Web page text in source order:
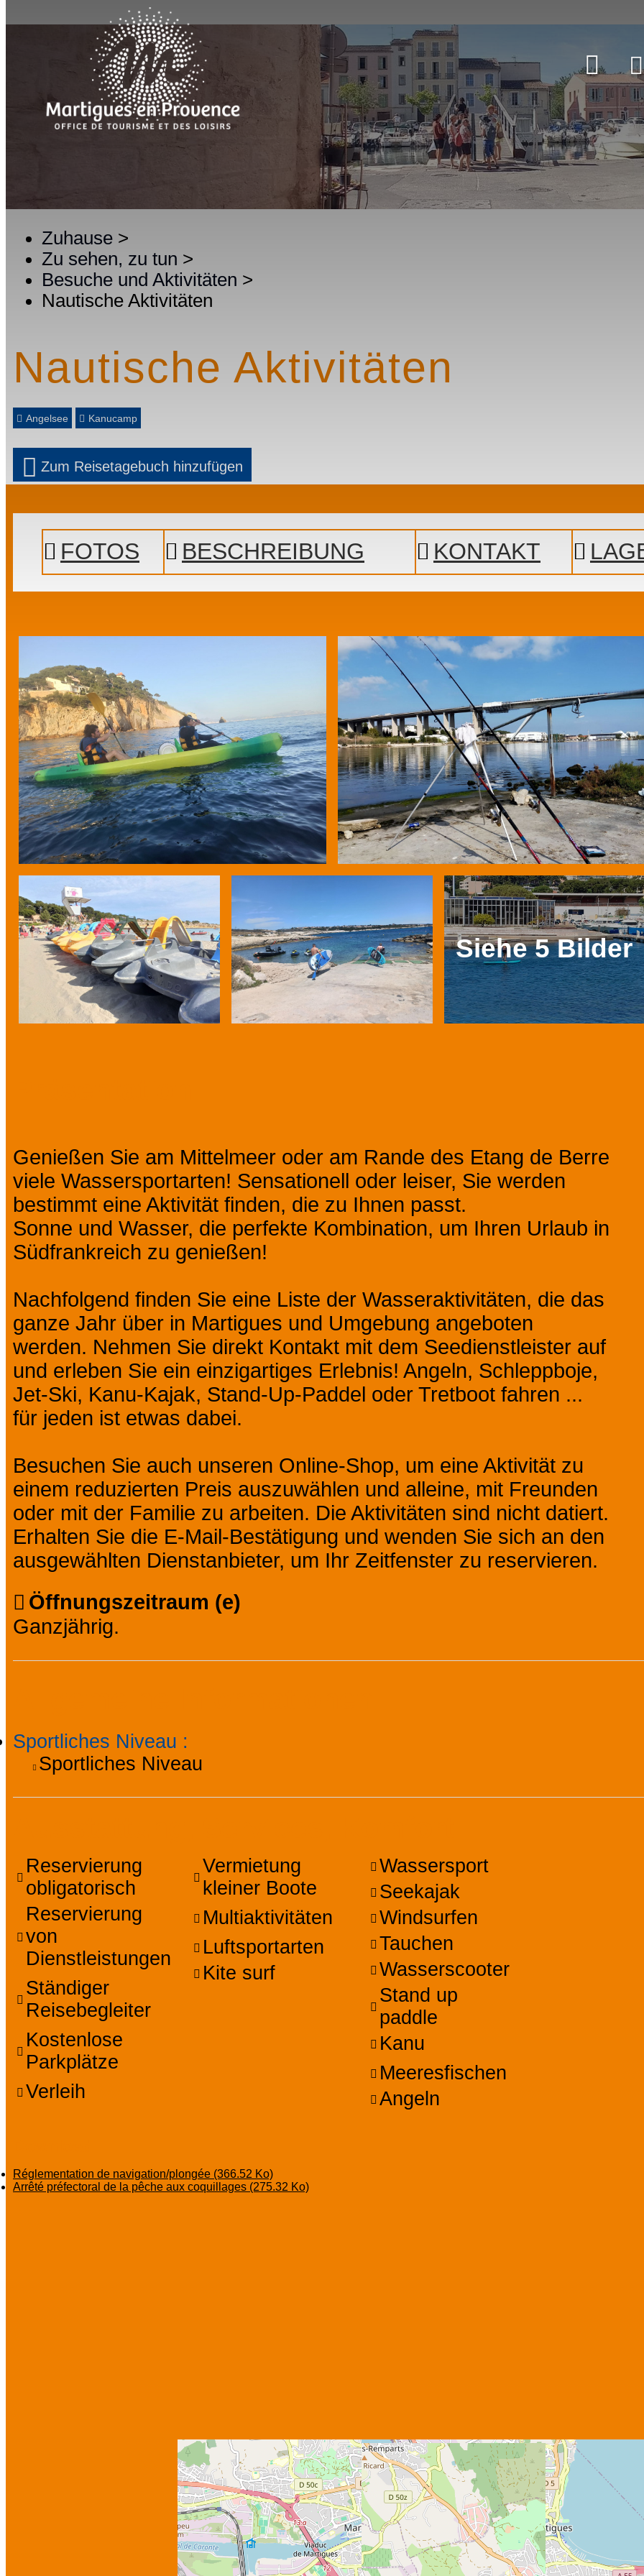
Zuhause >
Zu sehen, zu tun >
Besuche und Aktivitäten >
Nautische Aktivitäten
Nautische Aktivitäten
Angelsee Kanucamp
Zum Reisetagebuch hinzufügen
FOTOS BESCHREIBUNG KONTAKT
Siehe 5 Bilder
Next
Genießen Sie am Mittelmeer oder am Rande des Etang de Berre
viele Wassersportarten! Sensationell oder leiser, Sie werden
bestimmt eine Aktivität finden, die zu Ihnen passt.
Sonne und Wasser, die perfekte Kombination, um Ihren Urlaub in
Südfrankreich zu genießen!
Nachfolgend finden Sie eine Liste der Wasseraktivitäten, die das
ganze Jahr über in Martigues und Umgebung angeboten
werden. Nehmen Sie direkt Kontakt mit dem Seedienstleister auf
und erleben Sie ein einzigartiges Erlebnis! Angeln, Schleppboje,
Jet-Ski, Kanu-Kajak, Stand-Up-Paddel oder Tretboot fahren ...
für jeden ist etwas dabei.
Besuchen Sie auch unseren Online-Shop, um eine Aktivität zu
einem reduzierten Preis auszuwählen und alleine, mit Freunden
oder mit der Familie zu arbeiten. Die Aktivitäten sind nicht datiert.
Erhalten Sie die E-Mail-Bestätigung und wenden Sie sich an den
ausgewählten Dienstanbieter, um Ihr Zeitfenster zu reservieren.
Öffnungszeitraum (e)
Ganzjährig.
Sportliches Niveau :
Sportliches Niveau
Reservierung
obligatorisch
Reservierung
von
Dienstleistungen
Ständiger
Reisebegleiter
Kostenlose
Parkplätze
Verleih
Vermietung
kleiner Boote
Multiaktivitäten
Luftsportarten
Kite surf
Wassersport
Seekajak
Windsurfen
Tauchen
Wasserscooter
Stand up
paddle
Kanu
Meeresfischen
Angeln
Réglementation de navigation/plongée (366.52 Ko)
Arrêté préfectoral de la pêche aux coquillages (275.32 Ko)